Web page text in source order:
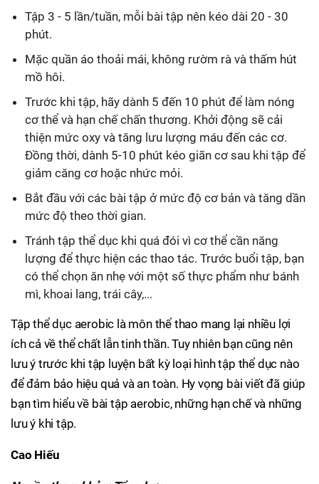
Tập 3 - 5 lần/tuần, mỗi bài tập nên kéo dài 20 - 30
phút.
Mặc quần áo thoải mái, không rườm rà và thấm hút
mồ hôi.
Trước khi tập, hãy dành 5 đến 10 phút để làm nóng
cơ thể và hạn chế chấn thương. Khởi động sẽ cải
thiện mức oxy và tăng lưu lượng máu đến các cơ.
Đồng thời, dành 5-10 phút kéo giãn cơ sau khi tập để
giảm căng cơ hoặc nhức mỏi.
Bắt đầu với các bài tập ở mức độ cơ bản và tăng dần
mức độ theo thời gian.
Tránh tập thể dục khi quá đói vì cơ thể cần năng
lượng để thực hiện các thao tác. Trước buổi tập, bạn
có thể chọn ăn nhẹ với một số thực phẩm như bánh
mì, khoai lang, trái cây,...
Tập thể dục aerobic là môn thể thao mang lại nhiều lợi
ích cả về thể chất lẫn tinh thần. Tuy nhiên bạn cũng nên
lưu ý trước khi tập luyện bất kỳ loại hình tập thể dục nào
để đảm bảo hiệu quả và an toàn. Hy vọng bài viết đã giúp
bạn tìm hiểu về bài tập aerobic, những hạn chế và những
lưu ý khi tập.
Cao Hiếu